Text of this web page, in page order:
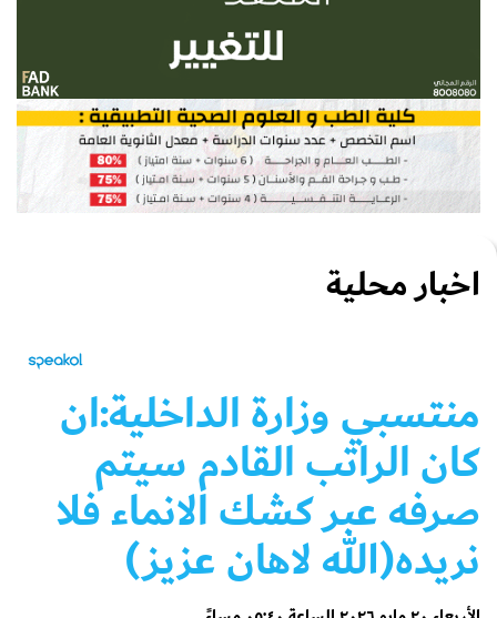
اخبار محلية
منتسبي وزارة الداخلية:ان
كان الراتب القادم سيتم
صرفه عبر كشك الانماء فلا
نريده(الله لاهان عزيز)